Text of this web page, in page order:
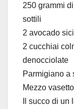
250 grammi di
sottili
2 avocado
2 cucchiai
denocciolate
Parmigiano a
Mezzo
Il succo di un